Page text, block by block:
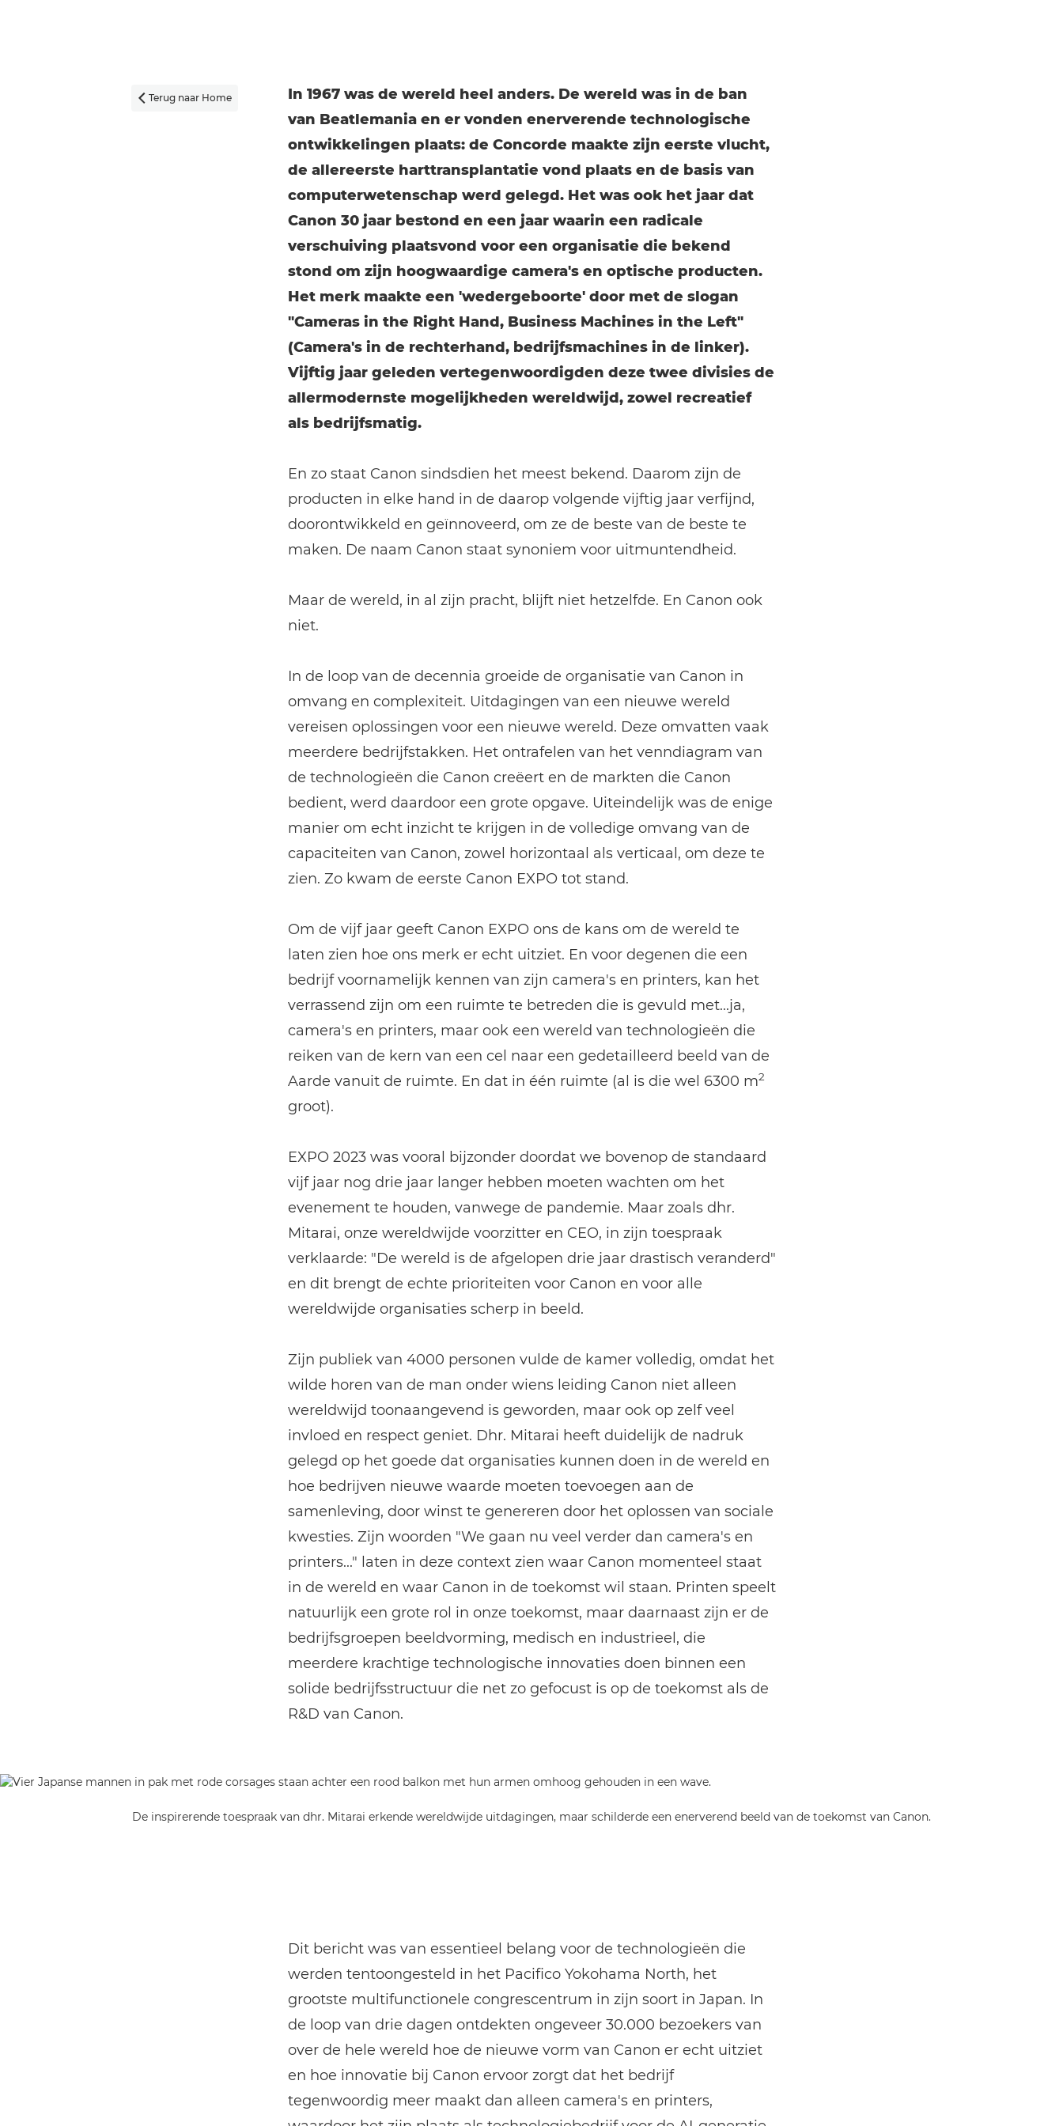
 Terug naar Home
In 1967 was de wereld heel anders. De wereld was in de ban
van Beatlemania en er vonden enerverende technologische
ontwikkelingen plaats: de Concorde maakte zijn eerste vlucht,
de allereerste harttransplantatie vond plaats en de basis van
computerwetenschap werd gelegd. Het was ook het jaar dat
Canon 30 jaar bestond en een jaar waarin een radicale
verschuiving plaatsvond voor een organisatie die bekend
stond om zijn hoogwaardige camera's en optische producten.
Het merk maakte een 'wedergeboorte' door met de slogan
"Cameras in the Right Hand, Business Machines in the Left"
(Camera's in de rechterhand, bedrijfsmachines in de linker).
Vijftig jaar geleden vertegenwoordigden deze twee divisies de
allermodernste mogelijkheden wereldwijd, zowel recreatief
als bedrijfsmatig.
En zo staat Canon sindsdien het meest bekend. Daarom zijn de
producten in elke hand in de daarop volgende vijftig jaar verfijnd,
doorontwikkeld en geïnnoveerd, om ze de beste van de beste te
maken. De naam Canon staat synoniem voor uitmuntendheid.
Maar de wereld, in al zijn pracht, blijft niet hetzelfde. En Canon ook
niet.
In de loop van de decennia groeide de organisatie van Canon in
omvang en complexiteit. Uitdagingen van een nieuwe wereld
vereisen oplossingen voor een nieuwe wereld. Deze omvatten vaak
meerdere bedrijfstakken. Het ontrafelen van het venndiagram van
de technologieën die Canon creëert en de markten die Canon
bedient, werd daardoor een grote opgave. Uiteindelijk was de enige
manier om echt inzicht te krijgen in de volledige omvang van de
capaciteiten van Canon, zowel horizontaal als verticaal, om deze te
zien. Zo kwam de eerste Canon EXPO tot stand.
Om de vijf jaar geeft Canon EXPO ons de kans om de wereld te
laten zien hoe ons merk er echt uitziet. En voor degenen die een
bedrijf voornamelijk kennen van zijn camera's en printers, kan het
verrassend zijn om een ruimte te betreden die is gevuld met...ja,
camera's en printers, maar ook een wereld van technologieën die
reiken van de kern van een cel naar een gedetailleerd beeld van de
Aarde vanuit de ruimte. En dat in één ruimte (al is die wel 6300 m2
groot).
EXPO 2023 was vooral bijzonder doordat we bovenop de standaard
vijf jaar nog drie jaar langer hebben moeten wachten om het
evenement te houden, vanwege de pandemie. Maar zoals dhr.
Mitarai, onze wereldwijde voorzitter en CEO, in zijn toespraak
verklaarde: "De wereld is de afgelopen drie jaar drastisch veranderd"
en dit brengt de echte prioriteiten voor Canon en voor alle
wereldwijde organisaties scherp in beeld.
Zijn publiek van 4000 personen vulde de kamer volledig, omdat het
wilde horen van de man onder wiens leiding Canon niet alleen
wereldwijd toonaangevend is geworden, maar ook op zelf veel
invloed en respect geniet. Dhr. Mitarai heeft duidelijk de nadruk
gelegd op het goede dat organisaties kunnen doen in de wereld en
hoe bedrijven nieuwe waarde moeten toevoegen aan de
samenleving, door winst te genereren door het oplossen van sociale
kwesties. Zijn woorden "We gaan nu veel verder dan camera's en
printers..." laten in deze context zien waar Canon momenteel staat
in de wereld en waar Canon in de toekomst wil staan. Printen speelt
natuurlijk een grote rol in onze toekomst, maar daarnaast zijn er de
bedrijfsgroepen beeldvorming, medisch en industrieel, die
meerdere krachtige technologische innovaties doen binnen een
solide bedrijfsstructuur die net zo gefocust is op de toekomst als de
R&D van Canon.
De inspirerende toespraak van dhr. Mitarai erkende wereldwijde uitdagingen, maar schilderde een enerverend beeld van de toekomst van Canon.
Dit bericht was van essentieel belang voor de technologieën die
werden tentoongesteld in het Pacifico Yokohama North, het
grootste multifunctionele congrescentrum in zijn soort in Japan. In
de loop van drie dagen ontdekten ongeveer 30.000 bezoekers van
over de hele wereld hoe de nieuwe vorm van Canon er echt uitziet
en hoe innovatie bij Canon ervoor zorgt dat het bedrijf
tegenwoordig meer maakt dan alleen camera's en printers,